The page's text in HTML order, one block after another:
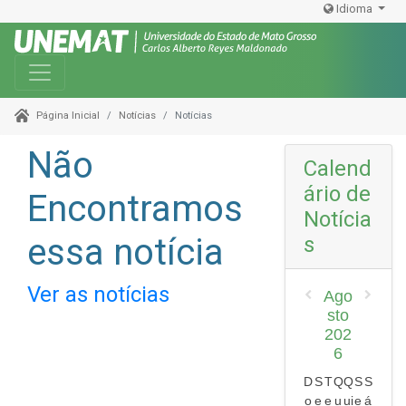
Idioma
Toggle navigation
Página Inicial Notícias Notícias
Não
Encontramos
essa notícia
Ver as notícias
Calend
ário de
Notícia
s
Ago
sto
202
6
D
o
S
e
T
e
Q
u
Q
ui
S
e
S
á